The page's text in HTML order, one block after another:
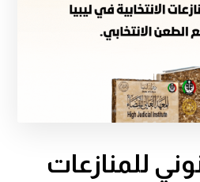
للمنازعات